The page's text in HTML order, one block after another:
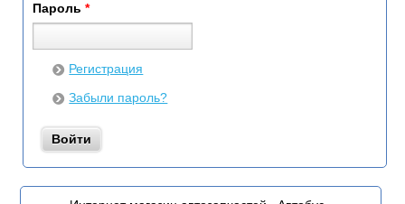
Пароль *
Регистрация
Забыли пароль?